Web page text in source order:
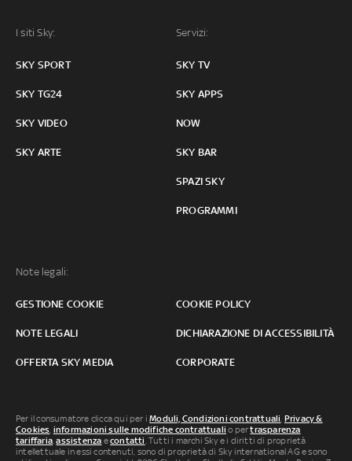
I siti Sky:
SKY SPORT
SKY TG24
SKY VIDEO
SKY ARTE
Servizi:
SKY TV
SKY APPS
NOW
SKY BAR
SPAZI SKY
PROGRAMMI
Note legali:
GESTIONE COOKIE COOKIE POLICY
NOTE LEGALI DICHIARAZIONE DI ACCESSIBILITÀ
OFFERTA SKY MEDIA CORPORATE
Per il consumatore clicca qui per iModuli, Condizioni contrattuali, Privacy &
Cookies, informazioni sulle modifiche contrattuali o pertrasparenza
tariffaria,assistenza econtatti. Tutti i marchi Sky e i diritti di proprietà
intellettuale in essi contenuti, sono di proprietà di Sky international AG e sono